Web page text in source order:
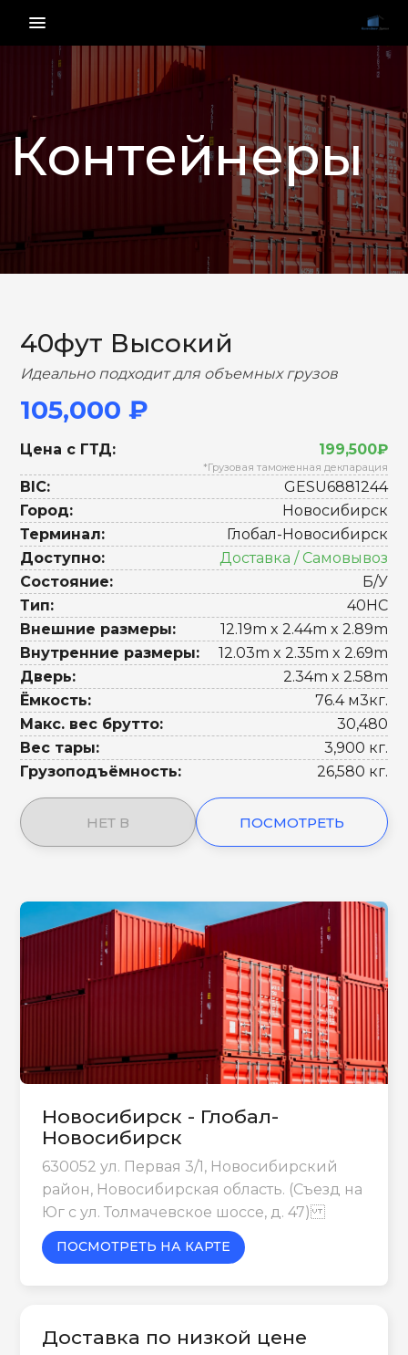
menu_vert
Контейнеры
НАЗАД ВПЕРЕД
40фут Высокий
Идеально подходит для объемных грузов
105,000 ₽
Цена с ГТД: 199,500₽
*Грузовая таможенная декларация
BIC:
GESU6881244
Город:
Новосибирск
Терминал:
Глобал-Новосибирск
Доступно:
Доставка / Самовывоз
Состояние:
Б/У
Тип:
40HC
Внешние размеры:
12.19m x 2.44m x 2.89m
Внутренние размеры:
12.03m x 2.35m x 2.69m
Дверь:
2.34m x 2.58m
Ёмкость:
76.4 м3кг.
Макс. вес брутто:
30,480
Вес тары:
3,900 кг.
Грузоподъёмность:
26,580 кг.
НЕТ В ПОСМОТРЕТЬ
Новосибирск - Глобал-
Новосибирск
630052 ул. Первая 3/1, Новосибирский
район, Новосибирская область. (Съезд на
Юг с ул. Толмачевское шоссе, д. 47)
ПОСМОТРЕТЬ НА КАРТЕ
Доставка по низкой цене